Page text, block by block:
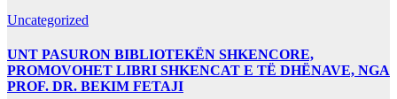
Uncategorized
UNT PASURON BIBLIOTEKËN SHKENCORE,
PROMOVOHET LIBRI SHKENCAT E TË DHËNAVE, NGA
PROF. DR. BEKIM FETAJI